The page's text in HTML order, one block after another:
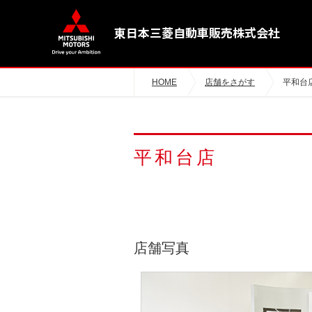
東日本三菱自動車販売株式会社
HOME 店舗をさがす 平和台
平和台店
店舗写真